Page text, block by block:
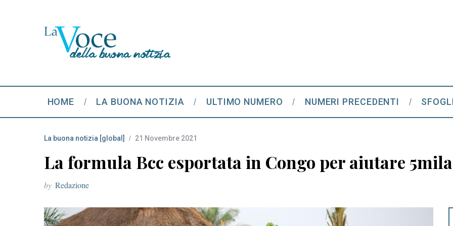
HOME LA BUONA NOTIZIA ULTIMO NUMERO NUMERI PRECEDENTI
La buona notizia [global] 21 Novembre 2021
La formula Bcc esportata in Congo per aiutare
by Redazione